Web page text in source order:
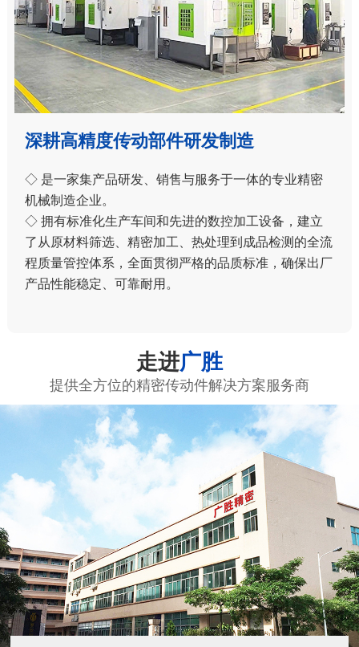
深耕高精度传动部件研发制造
◇ 是一家集产品研发、销售与服务于一体的专业精密
机械制造企业。
◇ 拥有标准化生产车间和先进的数控加工设备，建立
了从原材料筛选、精密加工、热处理到成品检测的全流
程质量管控体系，全面贯彻严格的品质标准，确保出厂
产品性能稳定、可靠耐用。
走进广胜
提供全方位的精密传动件解决方案服务商